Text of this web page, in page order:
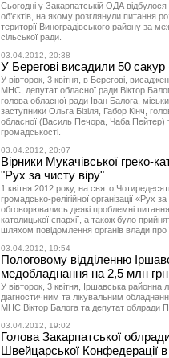
Сьогодні у Закарпатській ОДА відбулося
об’єктів, на якому розглянули питання
території Виноградівського району за
сільської ради.
03.04.2012, 20:38
У Берегові висадили 50
У вівторок, 3 квітня, в Берегові,
МНС, депутат обласної ради Віктор
голова обласної ради Іван Балога,
заступники Ольга Бізіля, Габор Кінч,
обласної (Василь Печора, Чаба Пейтер)
громадськості.
03.04.2012, 20:07
Вірники Мукачівської греко-
"Рух за чисту віру"
1 квітня 2012 року, на свято
громадсько-релігійної організації «Рух
обговорювались деякі проблемні питання
католицької єпархії, а також було
шляхом повідомлення органів влади про
03.04.2012, 19:54
Пологовому відділенню
медобладнання на 2,5 млн
У вівторок, 3 квітня, Іршавська районна
діагностичним та лікувальним
МНС Віктор Балога та депутат облради
03.04.2012, 19:02
Голова Закарпатської
Швейцарської Конфедерації в